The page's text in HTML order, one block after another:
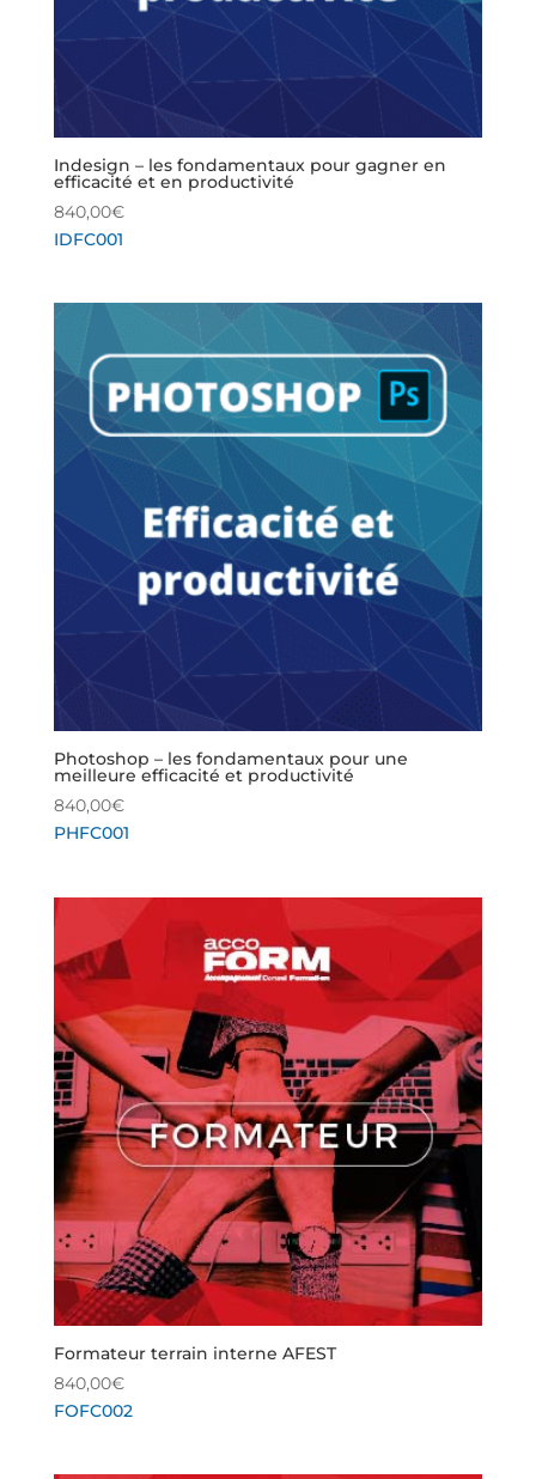
Indesign – les fondamentaux pour gagner en
efficacité et en productivité
840,00€
IDFC001
Photoshop – les fondamentaux pour une
meilleure efficacité et productivité
840,00€
PHFC001
Formateur terrain interne AFEST
840,00€
FOFC002